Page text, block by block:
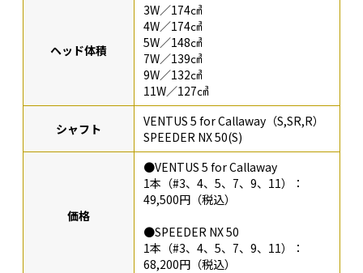
ヘッド体積
3W／174㎤
4W／174㎤
5W／148㎤
7W／139㎤
9W／132㎤
11W／127㎤
シャフト
VENTUS 5 for Callaway（S,SR,R）
SPEEDER NX 50(S)
価格
●VENTUS 5 for Callaway
1本（#3、4、5、7、9、11）：
49,500円（税込）
●SPEEDER NX 50
1本（#3、4、5、7、9、11）：
68,200円（税込）